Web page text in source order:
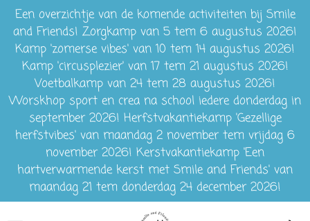
Ga
direct
naar
hoofdinhoud
Een overzichtje van de komende activiteiten bij Smile
and Friends! Zorgkamp van 5 tem 6 augustus 2026!
Kamp 'zomerse vibes' van 10 tem 14 augustus 2026!
Kamp 'circusplezier' van 17 tem 21 augustus 2026!
Voetbalkamp van 24 tem 28 augustus 2026!
Worskhop sport en crea na school iedere donderdag in
september 2026! Herfstvakantiekamp 'Gezellige
herfstvibes' van maandag 2 november tem vrijdag 6
november 2026! Kerstvakantiekamp 'Een
hartverwarmende kerst met Smile and Friends' van
maandag 21 tem donderdag 24 december 2026!